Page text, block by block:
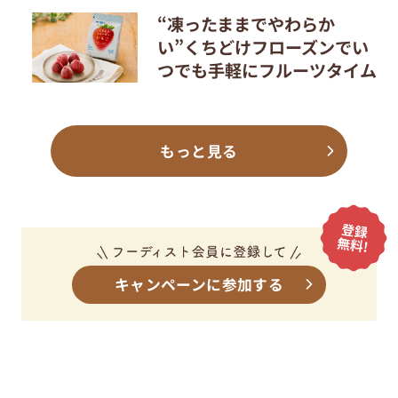
“凍ったままでやわらか
い”くちどけフローズンでい
つでも手軽にフルーツタイム
もっと見る
キャンペーンに参加する